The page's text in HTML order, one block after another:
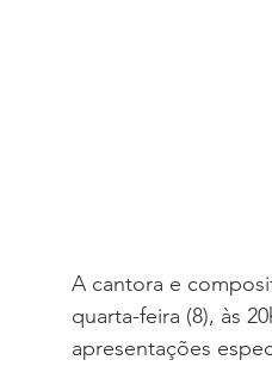
A cantora e
quarta-feira (8), às
apresentações